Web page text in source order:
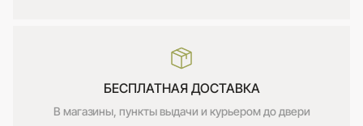
БЕСПЛАТНАЯ ДОСТАВКА
В магазины, пункты выдачи и курьером до двери